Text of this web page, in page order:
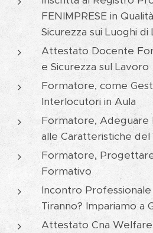
FENIMPRESE in
Sicurezza sui Luoghi di
Attestato Docente
e Sicurezza sul Lavoro
Formatore, come
Interlocutori in Aula
Formatore, Adeguare
alle Caratteristiche
Formatore,
Formativo
Incontro
Tiranno? Impariamo a
Attestato Cna